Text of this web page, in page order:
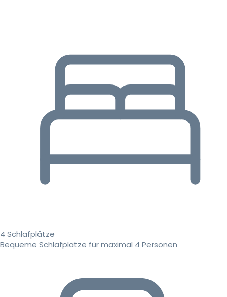
4 Schlafplätze
Bequeme Schlafplätze für maximal 4 Personen